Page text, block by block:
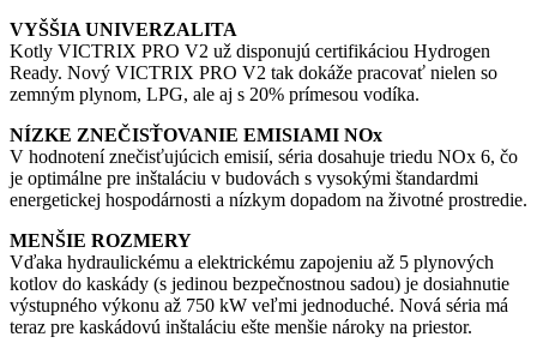
VYŠŠIA UNIVERZALITA
Kotly VICTRIX PRO V2 už disponujú certifikáciou Hydrogen
Ready. Nový VICTRIX PRO V2 tak dokáže pracovať nielen so
zemným plynom, LPG, ale aj s 20% prímesou vodíka.
NÍZKE ZNEČISŤOVANIE EMISIAMI NOx
V hodnotení znečisťujúcich emisií, séria dosahuje triedu NOx 6, čo
je optimálne pre inštaláciu v budovách s vysokými štandardmi
energetickej hospodárnosti a nízkym dopadom na životné prostredie.
MENŠIE ROZMERY
Vďaka hydraulickému a elektrickému zapojeniu až 5 plynových
kotlov do kaskády (s jedinou bezpečnostnou sadou) je dosiahnutie
výstupného výkonu až 750 kW veľmi jednoduché. Nová séria má
teraz pre kaskádovú inštaláciu ešte menšie nároky na priestor.